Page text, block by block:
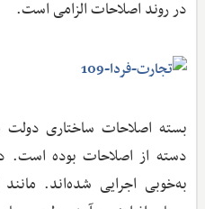
در روند اصلاحات الزامی است.
دسته از اصلاحات بوده است.
به‌خوبی اجرایی شده‌اند.